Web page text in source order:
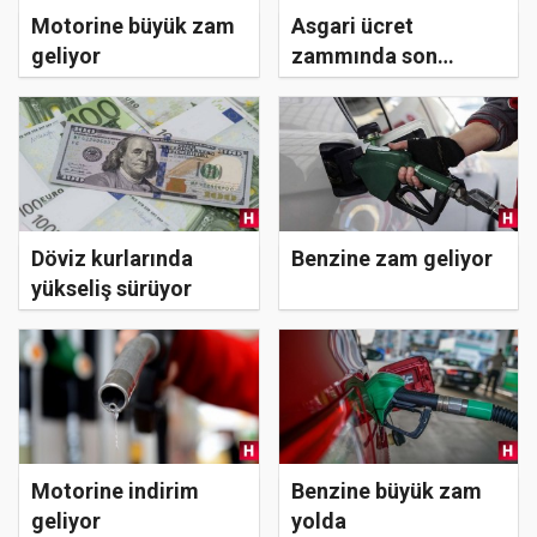
Motorine büyük zam
geliyor
Asgari ücret
zammında son
durum
Döviz kurlarında
yükseliş sürüyor
Benzine zam geliyor
Motorine indirim
geliyor
Benzine büyük zam
yolda